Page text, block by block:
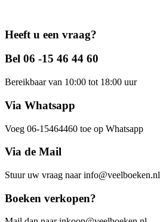
Heeft u een vraag?
Bel 06 -15 46 44 60
Bereikbaar van 10:00 tot 18:00 uur
Via Whatsapp
Voeg 06-15464460 toe op Whatsapp
Via de Mail
Stuur uw vraag naar info@veelboeken.nl
Boeken verkopen?